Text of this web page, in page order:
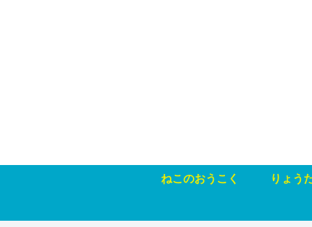
ねこのおうこく りょう